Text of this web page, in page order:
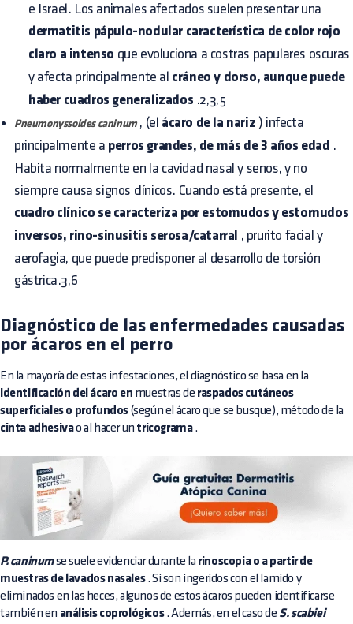
e Israel. Los animales afectados suelen presentar una
dermatitis pápulo-nodular característica de color rojo
claro a intenso que evoluciona a costras papulares oscuras
y afecta principalmente al cráneo y dorso, aunque puede
haber cuadros generalizados .2,3,5
Pneumonyssoides caninum, (el ácaro de la nariz ) infecta
principalmente a perros grandes, de más de 3 años edad .
Habita normalmente en la cavidad nasal y senos, y no
siempre causa signos clínicos. Cuando está presente, el
cuadro clínico se caracteriza por estornudos y estornudos
inversos, rino-sinusitis serosa/catarral , prurito facial y
aerofagia, que puede predisponer al desarrollo de torsión
gástrica.3,6
Diagnóstico de las enfermedades causadas
por ácaros en el perro
En la mayoría de estas infestaciones, el diagnóstico se basa en la
identificación del ácaro en muestras de raspados cutáneos
superficiales o profundos (según el ácaro que se busque), método de la
cinta adhesivao al hacer un tricograma.
P. caninumse suele evidenciar durante la rinoscopia o a partir de
muestras de lavados nasales. Si son ingeridos con el lamido y
eliminados en las heces, algunos de estos ácaros pueden identificarse
también en análisis coprológicos. Además, en el caso de S. scabiei